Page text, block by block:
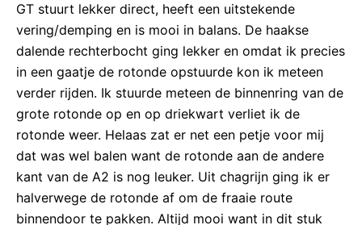
GT stuurt lekker direct, heeft een uitstekende
vering/demping en is mooi in balans. De haakse
dalende rechterbocht ging lekker en omdat ik precies
in een gaatje de rotonde opstuurde kon ik meteen
verder rijden. Ik stuurde meteen de binnenring van de
grote rotonde op en op driekwart verliet ik de
rotonde weer. Helaas zat er net een petje voor mij
dat was wel balen want de rotonde aan de andere
kant van de A2 is nog leuker. Uit chagrijn ging ik er
halverwege de rotonde af om de fraaie route
binnendoor te pakken. Altijd mooi want in dit stuk